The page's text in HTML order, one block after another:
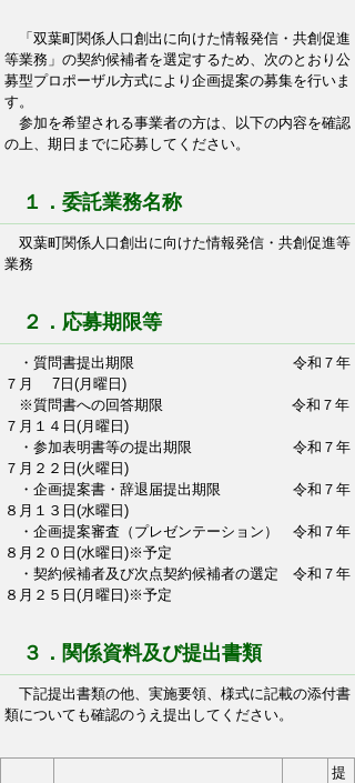
「双葉町関係人口創出に向けた情報発信・共創促進
等業務」の契約候補者を選定するため、次のとおり公
募型プロポーザル方式により企画提案の募集を行いま
す。
参加を希望される事業者の方は、以下の内容を確認
の上、期日までに応募してください。
１．委託業務名称
双葉町関係人口創出に向けた情報発信・共創促進等
業務
２．応募期限等
・質問書提出期限 令和７年
７月 7日(月曜日)
※質問書への回答期限 令和７年
７月１４日(月曜日)
・参加表明書等の提出期限 令和７年
７月２２日(火曜日)
・企画提案書・辞退届提出期限 令和７年
８月１３日(水曜日)
・企画提案審査（プレゼンテーション） 令和７年
８月２０日(水曜日)※予定
・契約候補者及び次点契約候補者の選定 令和７年
８月２５日(月曜日)※予定
３．関係資料及び提出書類
下記提出書類の他、実施要領、様式に記載の添付書
類についても確認のうえ提出してください。
提